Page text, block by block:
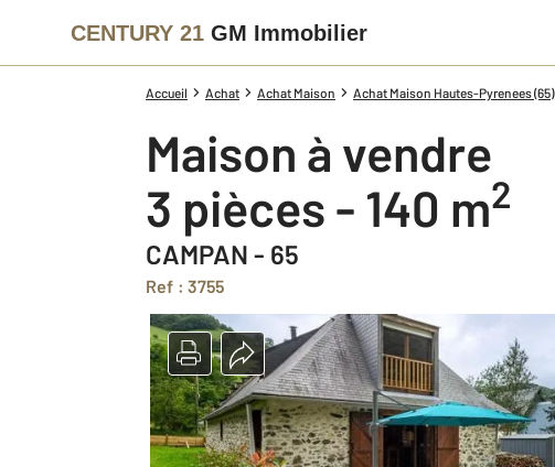
CENTURY 21 GM Immobilier
Accueil Achat Achat Maison Achat Maison Hautes-Pyrenees (65)
Maison à vendre
3 pièces - 140 m2
CAMPAN - 65
Ref : 3755